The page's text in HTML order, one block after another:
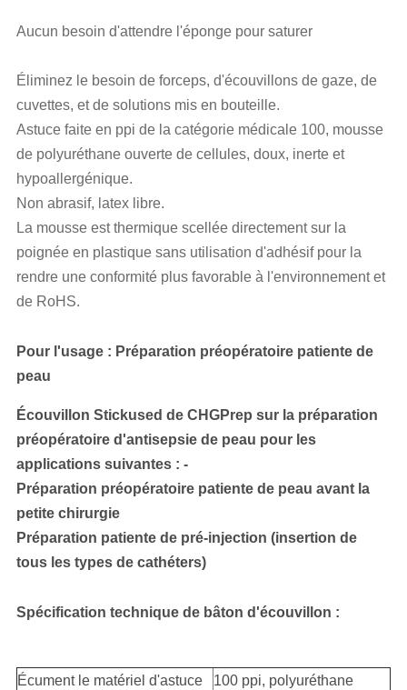
Aucun besoin d'attendre l'éponge pour saturer
Éliminez le besoin de forceps, d'écouvillons de gaze, de
cuvettes, et de solutions mis en bouteille.
Astuce faite en ppi de la catégorie médicale 100, mousse
de polyuréthane ouverte de cellules, doux, inerte et
hypoallergénique.
Non abrasif, latex libre.
La mousse est thermique scellée directement sur la
poignée en plastique sans utilisation d'adhésif pour la
rendre une conformité plus favorable à l'environnement et
de RoHS.
Pour l'usage : Préparation préopératoire patiente de
peau
Écouvillon Stickused de CHGPrep sur la préparation
préopératoire d'antisepsie de peau pour les
applications suivantes : -
Préparation préopératoire patiente de peau avant la
petite chirurgie
Préparation patiente de pré-injection (insertion de
tous les types de cathéters)
Spécification technique de bâton d'écouvillon :
Écument le matériel d'astuce
100 ppi, polyuréthane